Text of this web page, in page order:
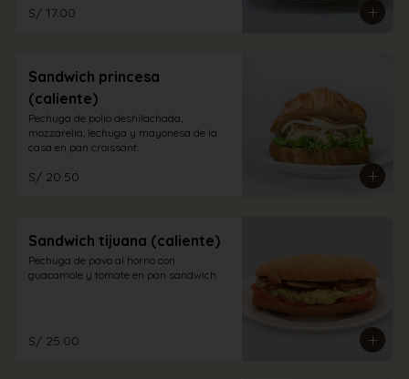
S/ 17.00
Sandwich princesa
(caliente)
Pechuga de pollo deshilachada,
mozzarella, lechuga y mayonesa de la
casa en pan croissant.
S/ 20.50
Sandwich tijuana (caliente)
Pechuga de pavo al horno con
guacamole y tomate en pan sandwich.
S/ 25.00